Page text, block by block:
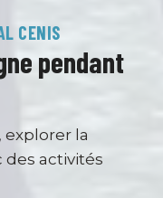
CENIS
pendant
, explorer la
des activités